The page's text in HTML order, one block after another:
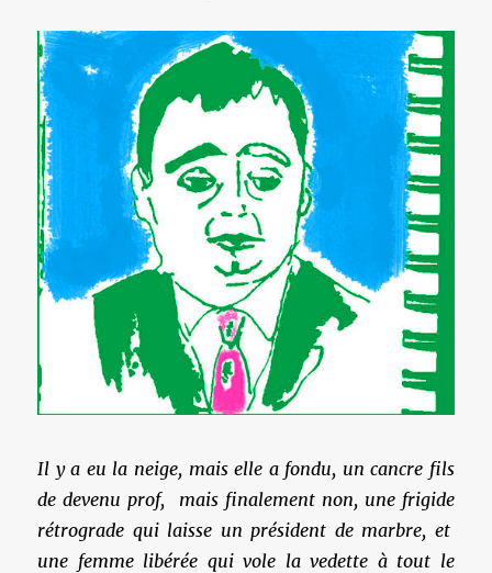
Il y a eu la neige, mais elle a fondu, un cancre fils
de devenu prof, mais finalement non, une frigide
rétrograde qui laisse un président de marbre, et
une femme libérée qui vole la vedette à tout le